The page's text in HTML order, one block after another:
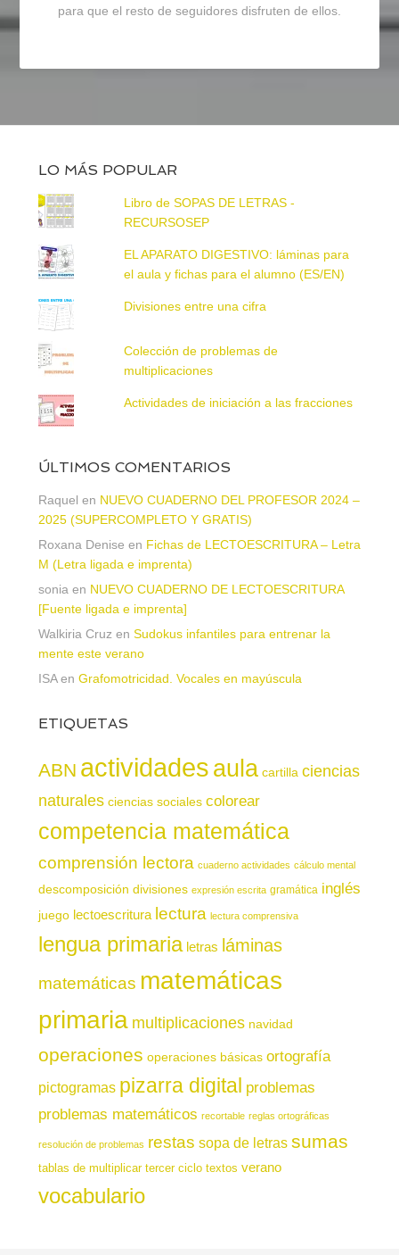
para que el resto de seguidores disfruten de ellos.
LO MÁS POPULAR
Libro de SOPAS DE LETRAS -
RECURSOSEP
EL APARATO DIGESTIVO: láminas para
el aula y fichas para el alumno (ES/EN)
Divisiones entre una cifra
Colección de problemas de
multiplicaciones
Actividades de iniciación a las fracciones
ÚLTIMOS COMENTARIOS
Raquel en NUEVO CUADERNO DEL PROFESOR 2024 –
2025 (SUPERCOMPLETO Y GRATIS)
Roxana Denise en Fichas de LECTOESCRITURA – Letra
M (Letra ligada e imprenta)
sonia en NUEVO CUADERNO DE LECTOESCRITURA
[Fuente ligada e imprenta]
Walkiria Cruz en Sudokus infantiles para entrenar la
mente este verano
ISAen Grafomotricidad. Vocales en mayúscula
ETIQUETAS
ABN actividadesaula cartilla ciencias
naturales ciencias sociales colorear
competencia matemática
comprensión lectora cuaderno actividades cálculo mental
descomposición divisiones expresión escrita gramática inglés
juego lectoescritura lectura lectura comprensiva
lengua primaria letras láminas
matemáticas matemáticas
primaria multiplicaciones navidad
operaciones operaciones básicas ortografía
pictogramas pizarra digital problemas
problemas matemáticos recortable reglas ortográficas
resolución de problemas restas sopa de letras sumas
tablas de multiplicar tercer ciclo textos verano
vocabulario